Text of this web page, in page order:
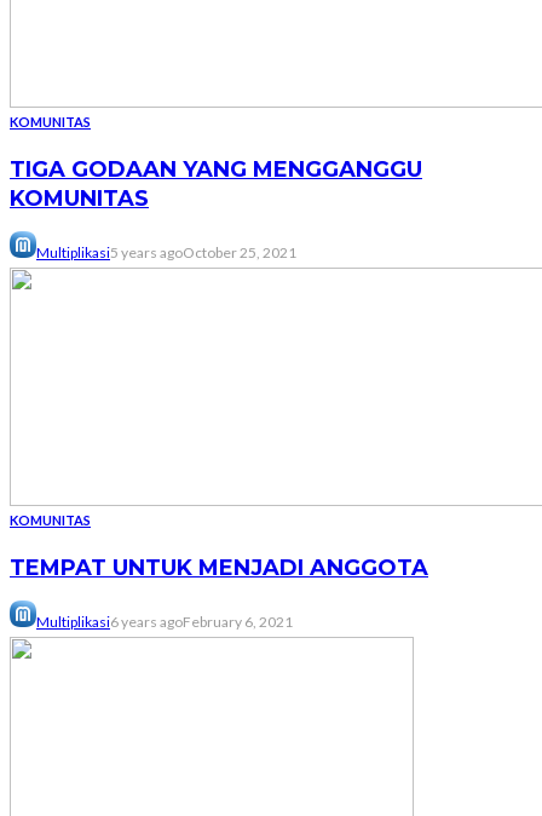
KOMUNITAS
TIGA GODAAN YANG MENGGANGGU
KOMUNITAS
Multiplikasi5 years agoOctober 25, 2021
KOMUNITAS
TEMPAT UNTUK MENJADI ANGGOTA
Multiplikasi6 years agoFebruary 6, 2021